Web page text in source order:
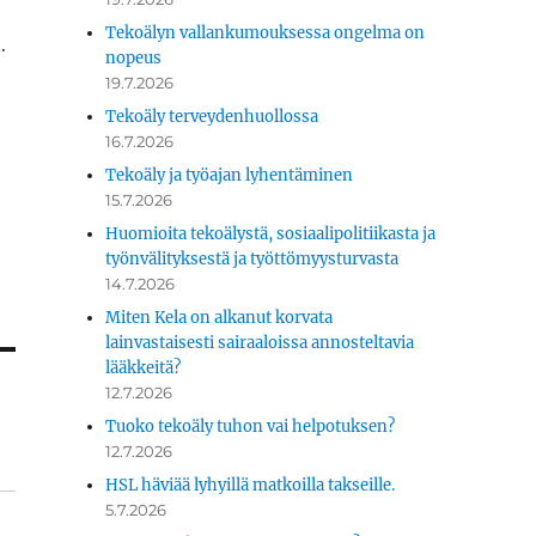
Tekoälyn vallankumouksessa ongelma on
nopeus
19.7.2026
Tekoäly terveydenhuollossa
16.7.2026
Tekoäly ja työajan lyhentäminen
15.7.2026
Huomioita tekoälystä, sosiaalipolitiikasta ja
työnvälityksestä ja työttömyysturvasta
14.7.2026
Miten Kela on alkanut korvata
lainvastaisesti sairaaloissa annosteltavia
lääkkeitä?
12.7.2026
Tuoko tekoäly tuhon vai helpotuksen?
12.7.2026
HSL häviää lyhyillä matkoilla takseille.
5.7.2026